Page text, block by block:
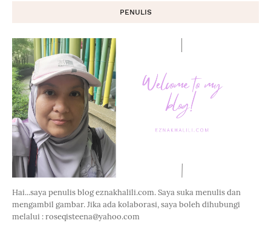
PENULIS
Hai...saya penulis blog eznakhalili.com. Saya suka menulis dan
mengambil gambar. Jika ada kolaborasi, saya boleh dihubungi
melalui : roseqisteena@yahoo.com